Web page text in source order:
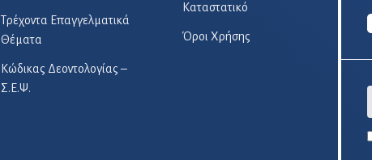
Τρέχοντα Επαγγελματικά
Θέματα
Κώδικας Δεοντολογίας –
Σ.Ε.Ψ.
Καταστατικό
Όροι Χρήσης